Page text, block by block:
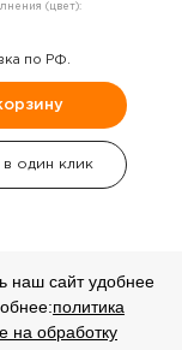
(цвет):
по РФ.
в один клик
-20%
СКИДКА
наш сайт удобнее
политика
на обработку